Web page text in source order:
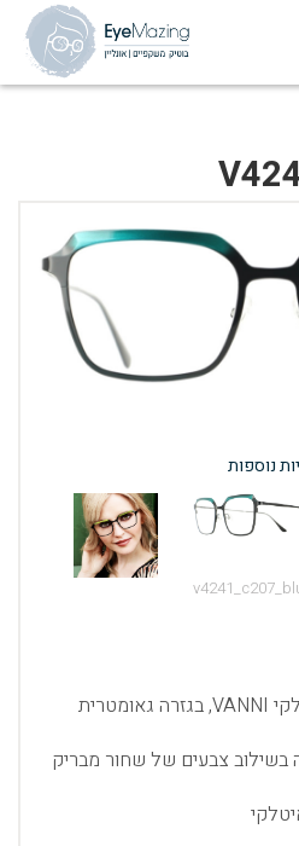
נוספות
משקפיים של המותג האיטלקי VANNI, בגזרה גאומטרית
צבעים של שחור מבריק